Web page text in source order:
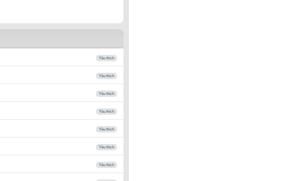
Yêu thích
Yêu thích
Yêu thích
Yêu thích
Yêu thích
Yêu thích
Yêu thích